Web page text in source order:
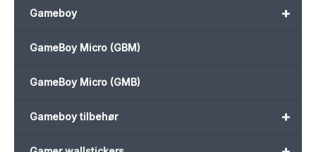
+
Gameboy
GameBoy Micro (GBM)
GameBoy Micro (GMB)
+
Gameboy tilbehør